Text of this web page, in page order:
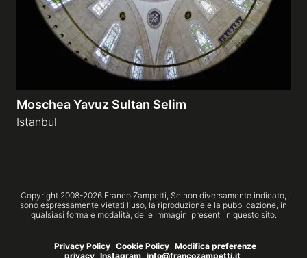
Sequenze
Mostre
News
Moschea Yavuz Sultan Selim
Istanbul
Copyright 2008-2026 Franco Zampetti, Se non diversamente indicato,
sono espressamente vietati l'uso, la riproduzione e la pubblicazione, in
qualsiasi forma e modalità, delle immagini presenti in questo sito.
Privacy Policy Cookie Policy Modifica preferenze
privacy Instagram info@francozampetti.it